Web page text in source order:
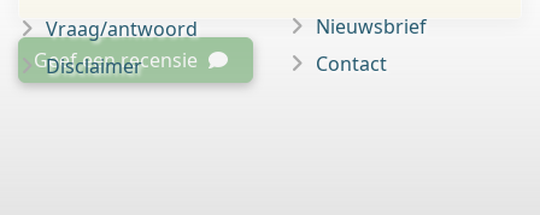
Geef een recensie
Vraag/antwoord
Disclaimer
Nieuwsbrief
Contact